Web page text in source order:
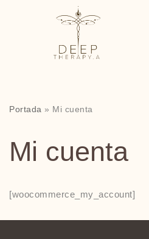
Portada » Mi cuenta
Mi cuenta
[woocommerce_my_account]